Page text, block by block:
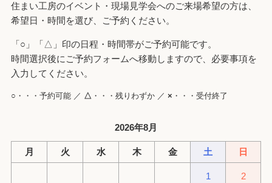
住まい工房のイベント・現場見学会へのご来場希望の方は、
希望日・時間を選び、ご予約ください。
「○」「△」印の日程・時間帯がご予約可能です。
時間選択後にご予約フォームへ移動しますので、必要事項を
入力してください。
○ ・・・予約可能 ／ △ ・・・残りわずか ／ × ・・・受付終了
2026年8月
月 火 水 木 金 土 日
1 2